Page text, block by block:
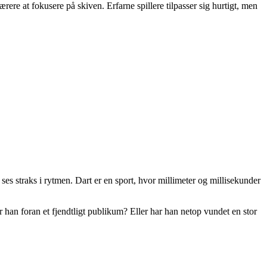
at fokusere på skiven. Erfarne spillere tilpasser sig hurtigt, men
straks i rytmen. Dart er en sport, hvor millimeter og millisekunder
foran et fjendtligt publikum? Eller har han netop vundet en stor